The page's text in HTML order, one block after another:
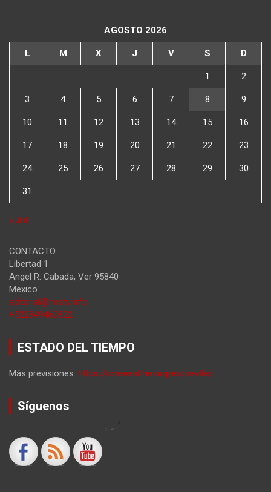
AGOSTO 2026
L M X J V S D
1 2
3 4 5 6 7 8 9
10 11 12 13 14 15 16
17 18 19 20 21 22 23
24 25 26 27 28 29 30
31
« Jul
CONTACTO
Libertad 1
Angel R. Cabada, Ver 95840
Mexico
editorial@ncstv.info
+522849460822
ESTADO DEL TIEMPO
Más previsiones: https://oneweather.org/es/seville/
Síguenos